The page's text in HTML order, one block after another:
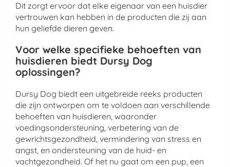
Dit zorgt ervoor dat elke eigenaar van een huisdier
vertrouwen kan hebben in de producten die zij aan
hun geliefde dieren geven.
Voor welke specifieke behoeften van
huisdieren biedt Dursy Dog
oplossingen?
Dursy Dog biedt een uitgebreide reeks producten
die zijn ontworpen om te voldoen aan verschillende
behoeften van huisdieren, waaronder
voedingsondersteuning, verbetering van de
gewrichtsgezondheid, vermindering van stress en
angst, en ondersteuning van de huid- en
vachtgezondheid. Of het nu gaat om een pup, een